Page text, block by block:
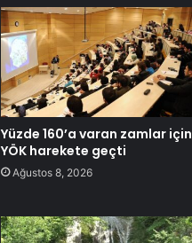
Yüzde 160’a varan zamlar için
YÖK harekete geçti
Ağustos 8, 2026